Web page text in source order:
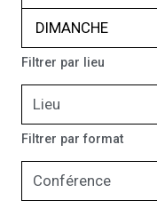
DIMANCHE
Filtrer par lieu
Lieu
Filtrer par format
Conférence